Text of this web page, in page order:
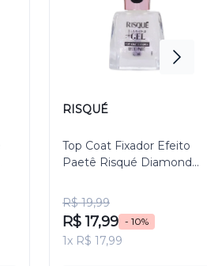
RISQUÉ
Top Coat Fixador Efeito
Paetê Risqué Diamond
R$ 19,99
R$ 17,99 - 10%
1x R$ 17,99